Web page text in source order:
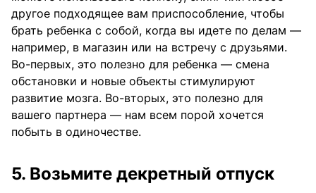
другое подходящее вам приспособление, чтобы
брать ребенка с собой, когда вы идете по делам —
например, в магазин или на встречу с друзьями.
Во-первых, это полезно для ребенка — смена
обстановки и новые объекты стимулируют
развитие мозга. Во-вторых, это полезно для
вашего партнера — нам всем порой хочется
побыть в одиночестве.
5. Возьмите декретный отпуск